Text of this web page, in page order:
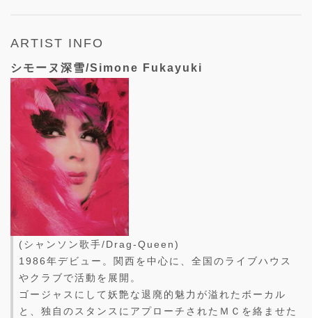
ARTIST INFO
シモーヌ深雪/Simone Fukayuki
(シャンソン歌手/Drag-Queen)
1986年デビュー。関西を中心に、全国のライブハウス
やクラブで活動を展開。
ゴージャスにして妖艶な退廃的魅力が溢れたボーカル
と、独自のスタンスにアプローチされたＭＣを絡ませた